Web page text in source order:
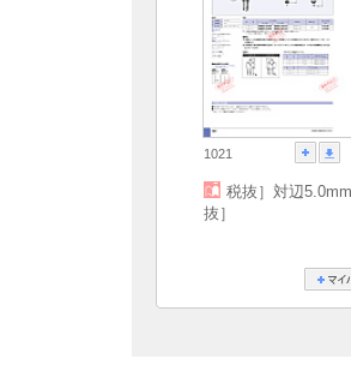
1021
税抜］対辺5.0mm
抜］